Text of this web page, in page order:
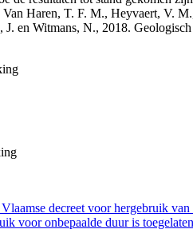
Haren, T. F. M., Heyvaert, V.
J. en Witmans, N., 2018.
decreet voor hergebruik
voor onbepaalde duur is